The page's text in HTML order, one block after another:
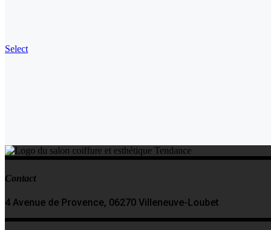
Select
Contact
4 Avenue de Provence, 06270 Villeneuve-Loubet